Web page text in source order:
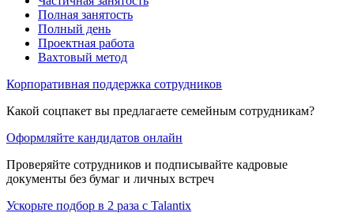
Полная занятость
Полный день
Проектная работа
Вахтовый метод
Корпоративная поддержка сотрудников
Какой соцпакет вы предлагаете семейным сотрудникам?
Оформляйте кандидатов онлайн
Проверяйте сотрудников и подписывайте кадровые
документы без бумаг и личных встреч
Ускорьте подбор в 2 раза с Talantix